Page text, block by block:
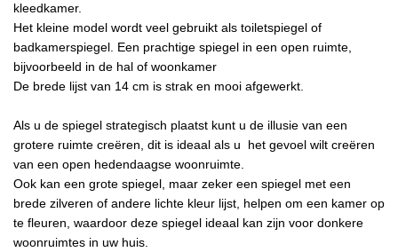
kleedkamer.
Het kleine model wordt veel gebruikt als toiletspiegel of
badkamerspiegel. Een prachtige spiegel in een open ruimte,
bijvoorbeeld in de hal of woonkamer
De brede lijst van 14 cm is strak en mooi afgewerkt.
Als u de spiegel strategisch plaatst kunt u de illusie van een
grotere ruimte creëren, dit is ideaal als u het gevoel wilt creëren
van een open hedendaagse woonruimte.
Ook kan een grote spiegel, maar zeker een spiegel met een
brede zilveren of andere lichte kleur lijst, helpen om een kamer op
te fleuren, waardoor deze spiegel ideaal kan zijn voor donkere
woonruimtes in uw huis.